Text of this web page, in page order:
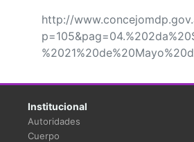
http://
Institucional
Autoridades
Cuerpo